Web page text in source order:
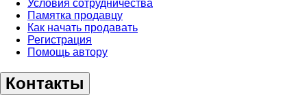
Условия сотрудничества
Памятка продавцу
Как начать продавать
Регистрация
Помощь автору
Контакты